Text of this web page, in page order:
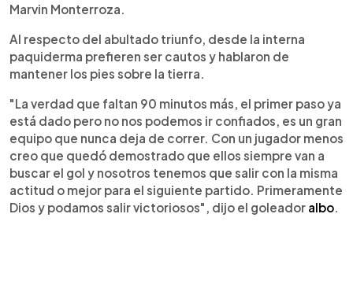
Marvin Monterroza.
Al respecto del abultado triunfo, desde la interna
paquiderma prefieren ser cautos y hablaron de
mantener los pies sobre la tierra.
"La verdad que faltan 90 minutos más, el primer paso ya
está dado pero no nos podemos ir confiados, es un gran
equipo que nunca deja de correr. Con un jugador menos
creo que quedó demostrado que ellos siempre van a
buscar el gol y nosotros tenemos que salir con la misma
actitud o mejor para el siguiente partido. Primeramente
Dios y podamos salir victoriosos", dijo el goleador albo.